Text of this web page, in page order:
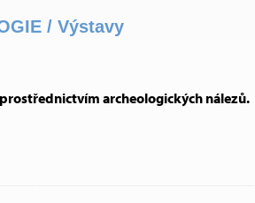
/ Výstavy
archeologických nálezů.